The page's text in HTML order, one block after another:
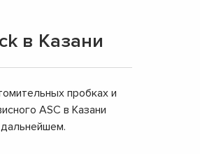
в Казани
пробках и
ASC в Казани